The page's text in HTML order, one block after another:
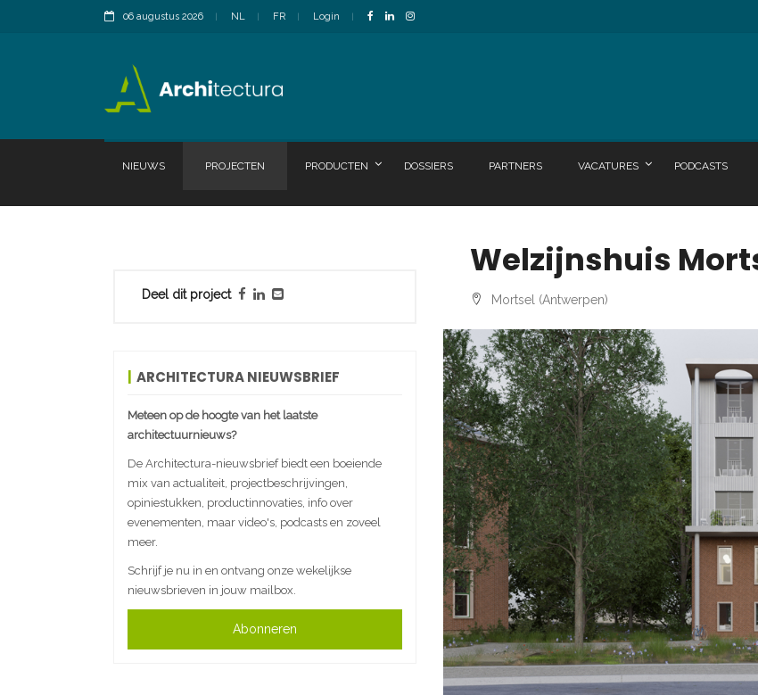
06 augustus 2026 NL FR Login
NIEUWS PROJECTEN PRODUCTEN DOSSIERS PARTNERS VACATURES PODCASTS
Deel dit project
ARCHITECTURA NIEUWSBRIEF
Meteen op de hoogte van het laatste
architectuurnieuws?
De Architectura-nieuwsbrief biedt een boeiende
mix van actualiteit, projectbeschrijvingen,
opiniestukken, productinnovaties, info over
evenementen, maar video's, podcasts en zoveel
meer.
Schrijf je nu in en ontvang onze wekelijkse
nieuwsbrieven in jouw mailbox.
Abonneren
Welzijnshuis
Mortsel (Antwerpen)